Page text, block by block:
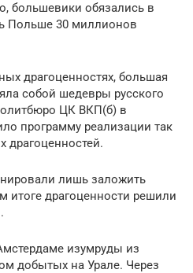
большевики обязались в
Польше 30 миллионов
драгоценностях, большая
собой шедевры русского
ЦК ВКП(б) в
программу реализации так
драгоценностей.
лишь заложить
итоге драгоценности решили
изумруды из
добытых на Урале. Через